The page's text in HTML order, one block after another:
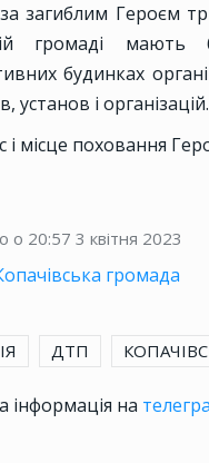
загиблим Героєм
громаді
будинках
установ і організацій.
і місце поховання
о 20:57 3 квітня 2023
громада
ДТП
інформація на